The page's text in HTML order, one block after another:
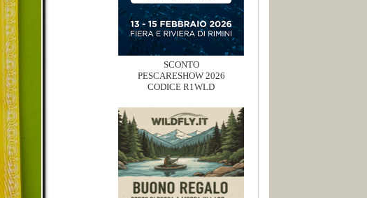
SCONTO
PESCARESHOW 2026
CODICE R1WLD